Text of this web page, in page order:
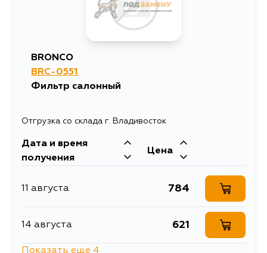
2 сентября
BRONCO
BRC-0551
Фильтр салонный
Отгрузка со склада г. Владивосток
Дата и время
получения
Цена
11 августа 784
14 августа 621
Показать еще 4